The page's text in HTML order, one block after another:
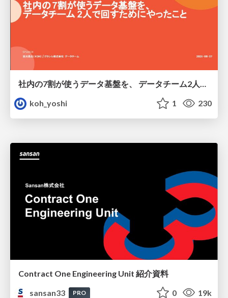
社内の7割が使うデータ基盤を、 データチーム2人で回すためにやったこと
koh_yoshi
1 230
Contract One Engineering Unit 紹介資料
sansan33
PRO 0 19k